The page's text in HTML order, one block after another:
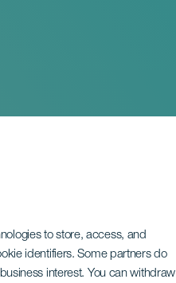
to store, access, and
identifiers. Some partners do
interest. You can withdraw